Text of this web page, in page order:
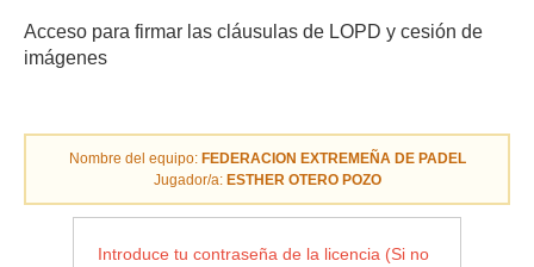
Acceso para firmar las cláusulas de LOPD y cesión de
imágenes
Nombre del equipo: FEDERACION EXTREMEÑA DE PADEL
Jugador/a: ESTHER OTERO POZO
Introduce tu contraseña de la licencia (Si no